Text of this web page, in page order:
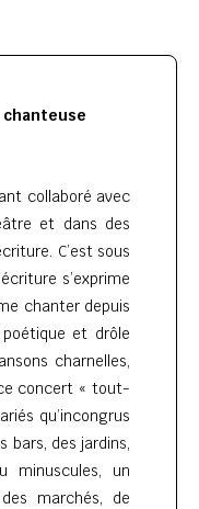
chanteuse
collaboré avec
et dans des
C’est sous
s’exprime
chanter depuis
et drôle
charnelles,
concert « tout-
qu’incongrus
bars, des jardins,
minuscules, un
marchés, de